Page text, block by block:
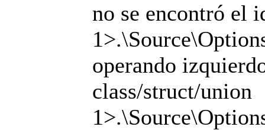
no se encontró el
operando
class/struct/union